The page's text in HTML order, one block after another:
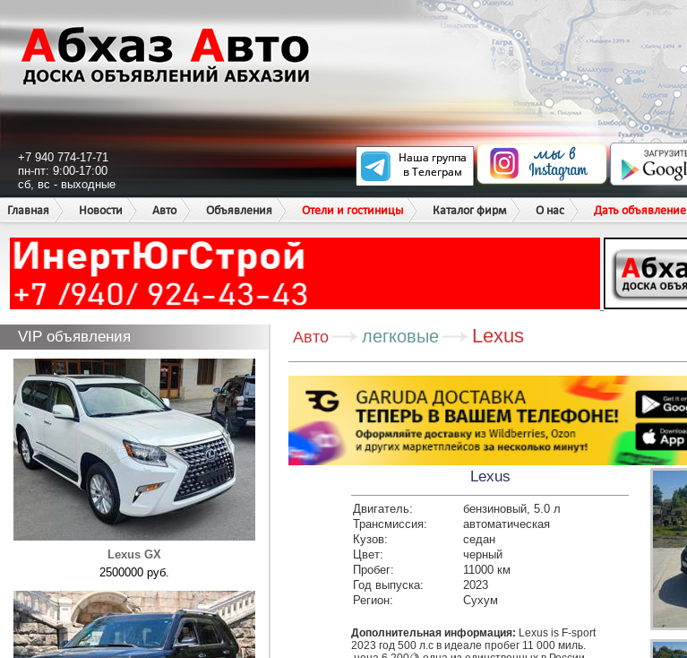
+7 940 774-17-71
пн-пт: 9:00-17:00
сб, вс - выходные
Главная
Новости Авто Объявления Отели и гостиницы Каталог фирм О нас Дать объявление
VIP объявления
Lexus GX
2500000 руб.
Авто легковые Lexus
Lexus
Двигатель:
бензиновый, 5.0 л
Трансмиссия:
автоматическая
Кузов:
седан
Цвет:
черный
Пробег:
11000 км
Год выпуска:
2023
Регион:
Сухум
Дополнительная информация: Lexus is F-sport
2023 год 500 л.с в идеале пробег 11 000 миль.